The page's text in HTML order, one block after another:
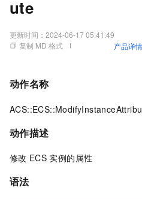
ute
更新时间： 2024-06-17 05:41:49
复制 MD 格式
产品详情
动作名称
动作描述
修改 ECS 实例的属性
语法